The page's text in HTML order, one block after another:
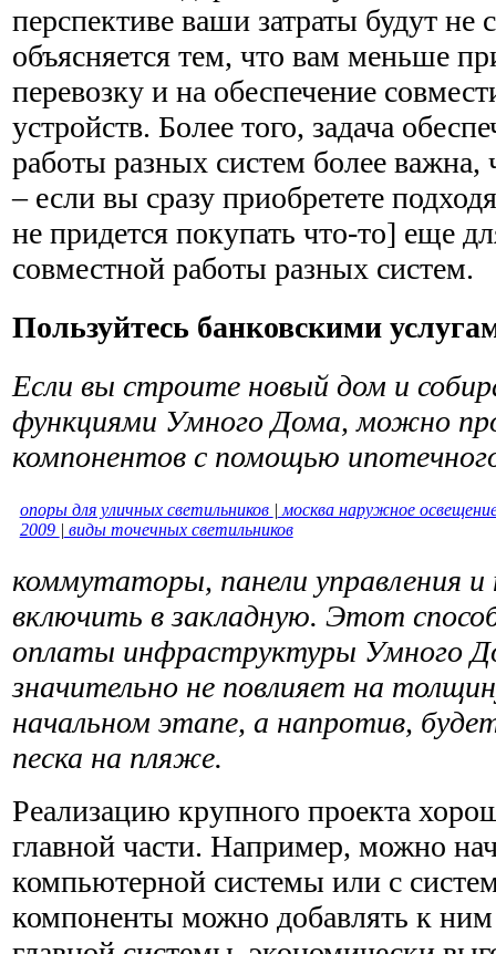
перспективе ваши затраты будут не
объясняется тем, что вам меньше
перевозку и на обес­печение
устройств. Более того, задача
работы разных систем более важна,
– если вы сразу приобретете
не придется покупать что-то] еще
совместной работы разных систем.
Пользуйтесь банковскими
Если вы строите новый дом и
функциями Умного Дома, можно
компонентов с помощью
опоры для уличных светильников | москва наружное
2009 | виды точечных светильников
коммутаторы, панели управ­ления
включить в закладную. Этот
оплаты инфраструктуры Умного
значительно не повлияет на
начальном этапе, а напротив,
песка на пляже.
Реализацию крупного проекта
главной части. Напри­мер, можно
компьютерной системы или с
компоненты можно добавлять к